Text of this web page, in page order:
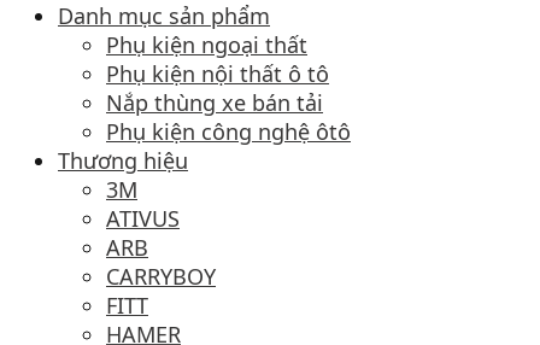
Danh mục sản phẩm
Phụ kiện ngoại thất
Phụ kiện nội thất ô tô
Nắp thùng xe bán tải
Phụ kiện công nghệ ôtô
Thương hiệu
3M
ATIVUS
ARB
CARRYBOY
FITT
HAMER